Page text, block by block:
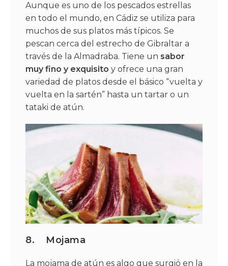
Aunque es uno de los pescados estrellas
en todo el mundo, en Cádiz se utiliza para
muchos de sus platos más típicos. Se
pescan cerca del estrecho de Gibraltar a
través de la Almadraba. Tiene un sabor
muy fino y exquisito y ofrece una gran
variedad de platos desde el básico “vuelta y
vuelta en la sartén” hasta un tartar o un
tataki de atún.
8. Mojama
La mojama de atún es algo que surgió en la